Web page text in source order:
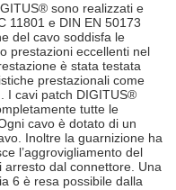
sono realizzati e
11801 e DIN EN 50173
del cavo soddisfa le
prestazioni eccellenti nel
è stata testata
prestazionali come
I cavi patch DIGITUS®
tutte le
cavo è dotato di un
Inoltre la guarnizione ha
l’aggrovigliamento del
dal connettore. Una
6 è resa possibile dalla